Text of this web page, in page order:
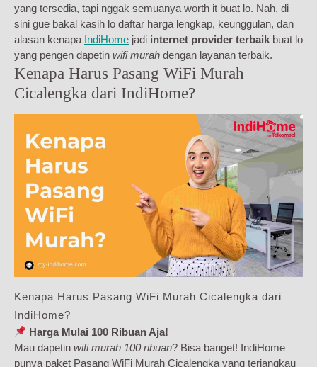
yang tersedia, tapi nggak semuanya worth it buat lo. Nah, di
sini gue bakal kasih lo daftar harga lengkap, keunggulan, dan
alasan kenapa IndiHome jadi internet provider terbaik buat lo
yang pengen dapetin wifi murah dengan layanan terbaik.
Kenapa Harus Pasang WiFi Murah
Cicalengka dari IndiHome?
Kenapa Harus Pasang WiFi Murah Cicalengka dari
IndiHome?
Harga Mulai 100 Ribuan Aja!
Mau dapetin wifi murah 100 ribuan? Bisa banget! IndiHome
punya paket Pasang WiFi Murah Cicalengka yang terjangkau